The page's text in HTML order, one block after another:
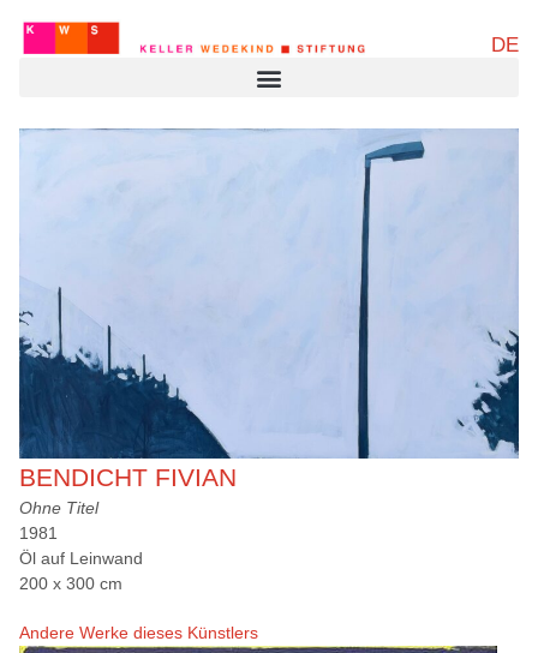
DE
BENDICHT FIVIAN
Ohne Titel
1981
Öl auf Leinwand
200 x 300 cm
Andere Werke dieses Künstlers